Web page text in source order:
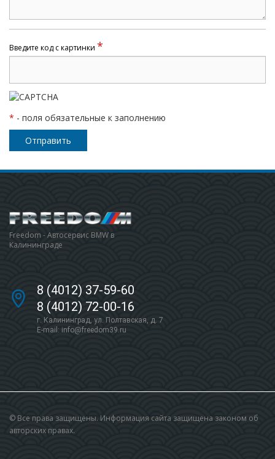
Введите код с картинки *
* - поля обязательные к заполнению
Freedom - Автосервис BMW в
Калининграде
8 (4012) 37-59-60
8 (4012) 72-00-16
г. Калининград, ул. Полтавская, д. 7
E-mail: info@freedom39.ru
© Все права защищены. Информация сайта защищена законом об
авторских правах.